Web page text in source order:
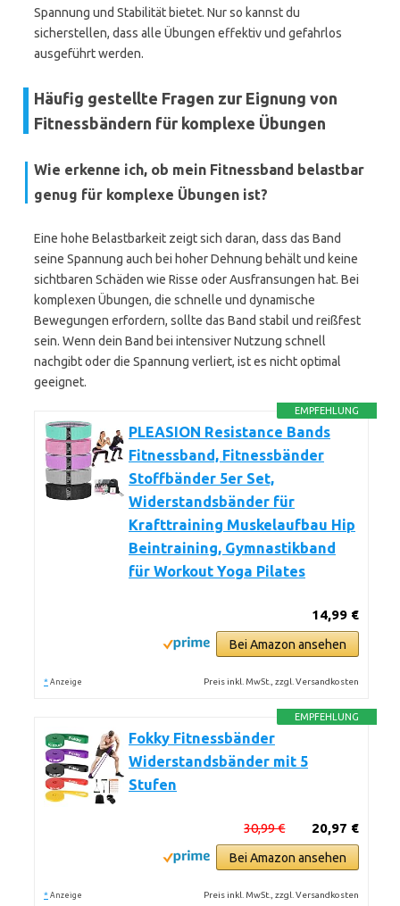
Spannung und Stabilität bietet. Nur so kannst du
sicherstellen, dass alle Übungen effektiv und gefahrlos
ausgeführt werden.
Häufig gestellte Fragen zur Eignung von
Fitnessbändern für komplexe Übungen
Wie erkenne ich, ob mein Fitnessband belastbar
genug für komplexe Übungen ist?
Eine hohe Belastbarkeit zeigt sich daran, dass das Band
seine Spannung auch bei hoher Dehnung behält und keine
sichtbaren Schäden wie Risse oder Ausfransungen hat. Bei
komplexen Übungen, die schnelle und dynamische
Bewegungen erfordern, sollte das Band stabil und reißfest
sein. Wenn dein Band bei intensiver Nutzung schnell
nachgibt oder die Spannung verliert, ist es nicht optimal
geeignet.
EMPFEHLUNG
PLEASION Resistance Bands
Fitnessband, Fitnessbänder
Stoffbänder 5er Set,
Widerstandsbänder für
Krafttraining Muskelaufbau Hip
Beintraining, Gymnastikband
für Workout Yoga Pilates
14,99 €
Bei Amazon ansehen
* Anzeige Preis inkl. MwSt., zzgl. Versandkosten
EMPFEHLUNG
Fokky Fitnessbänder
Widerstandsbänder mit 5
Stufen
20,97 €
30,99 €
Bei Amazon ansehen
* Anzeige Preis inkl. MwSt., zzgl. Versandkosten